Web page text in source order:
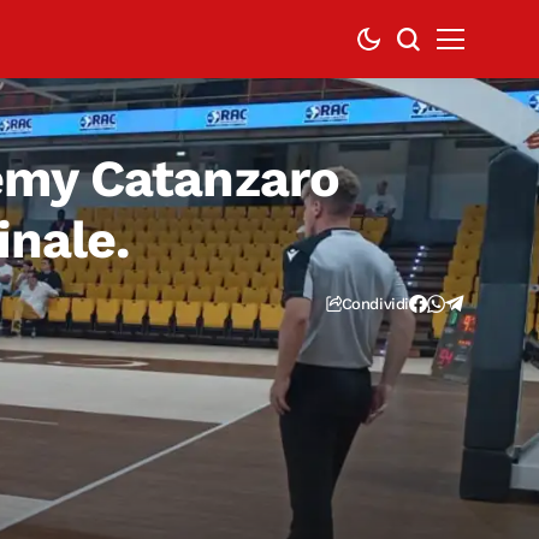
Catanzaro
Condividi